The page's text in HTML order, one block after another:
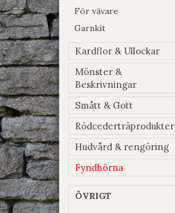
För vävare
Garnkit
Kardflor & Ullockar
Mönster &
Beskrivningar
Smått & Gott
Rödcederträprodukter
Hudvård & rengöring
Fyndhörna
ÖVRIGT